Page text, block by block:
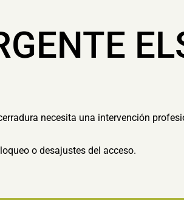
necesita una intervención
o desajustes del acceso.